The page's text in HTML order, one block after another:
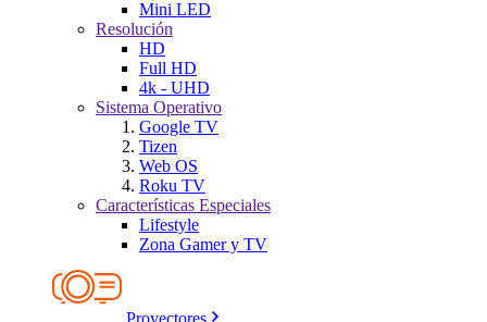
Mini LED
Resolución
HD
Full HD
4k - UHD
Sistema Operativo
Google TV
Tizen
Web OS
Roku TV
Características Especiales
Lifestyle
Zona Gamer y TV
Proyectores